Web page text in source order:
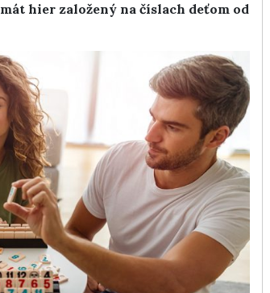
hier založený na číslach deťom od